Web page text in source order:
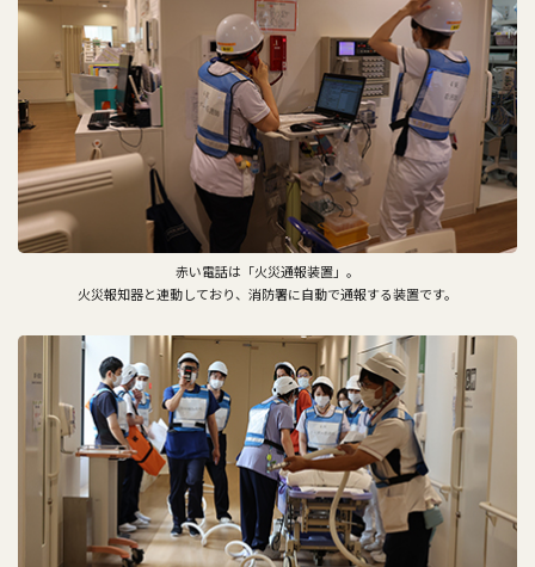
赤い電話は「火災通報装置」。
火災報知器と連動しており、消防署に自動で通報する装置です。